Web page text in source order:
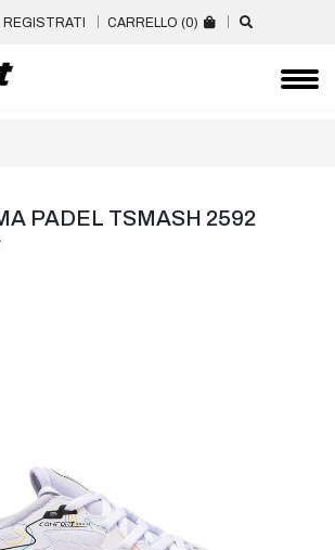
REGISTRATI CARRELLO (0)
PADEL TSMASH 2592